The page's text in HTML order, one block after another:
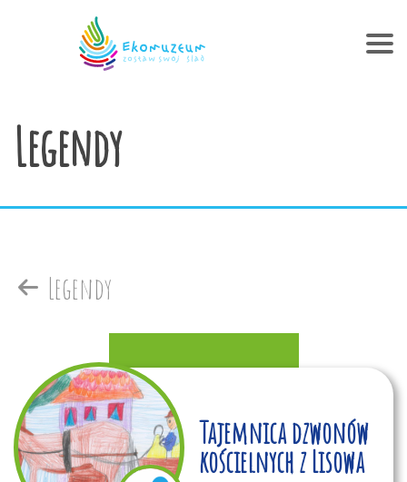
Legendy
Legendy
Tajemnica dzwonów
kościelnych z Lisowa